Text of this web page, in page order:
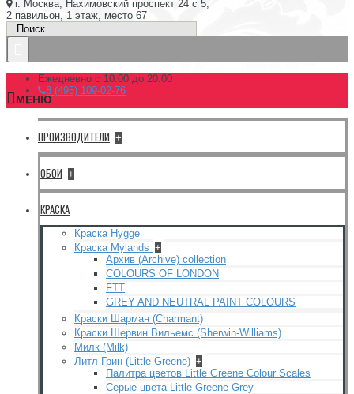
г. Москва, Нахимовский проспект 24 с 5,
2 павильон, 1 этаж, место 67
Ежедневно с 10:00 до 20:00
8 (495) 109-02-76
МЕНЮ
ПРОИЗВОДИТЕЛИ +
ОБОИ +
КРАСКА
Краска Hygge
Краска Mylands +
Архив (Archive) collection
COLOURS OF LONDON
FTT
GREY AND NEUTRAL PAINT COLOURS
Краски Шарман (Charmant)
Краски Шервин Вильемс (Sherwin-Williams)
Милк (Milk)
Литл Грин (Little Greene) +
Палитра цветов Little Greene Colour Scales
Серые цвета Little Greene Grey